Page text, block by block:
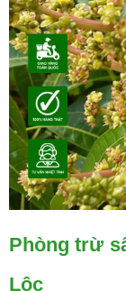
Phòng trừ
Lộc